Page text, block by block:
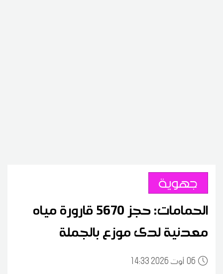
جهوية
الحمامات: حجز 5670 قارورة مياه
معدنية لدى موزع بالجملة
0614:33 2026 أوت